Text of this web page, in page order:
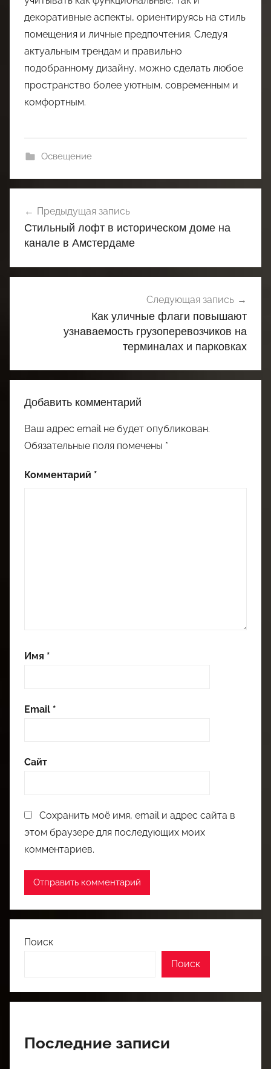
декоративные аспекты, ориентируясь на стиль
помещения и личные предпочтения. Следуя
актуальным трендам и правильно
подобранному дизайну, можно сделать любое
пространство более уютным, современным и
комфортным.
Освещение
по
записям
Предыдущая запись
Стильный лофт в историческом доме на
канале в Амстердаме
Следующая запись
Как уличные флаги повышают
узнаваемость грузоперевозчиков на
терминалах и парковках
Добавить комментарий
Ваш адрес email не будет опубликован.
Обязательные поля помечены *
Комментарий *
Имя *
Email *
Сайт
Сохранить моё имя, email и адрес сайта в
этом браузере для последующих моих
комментариев.
Поиск
Поиск
Последние записи